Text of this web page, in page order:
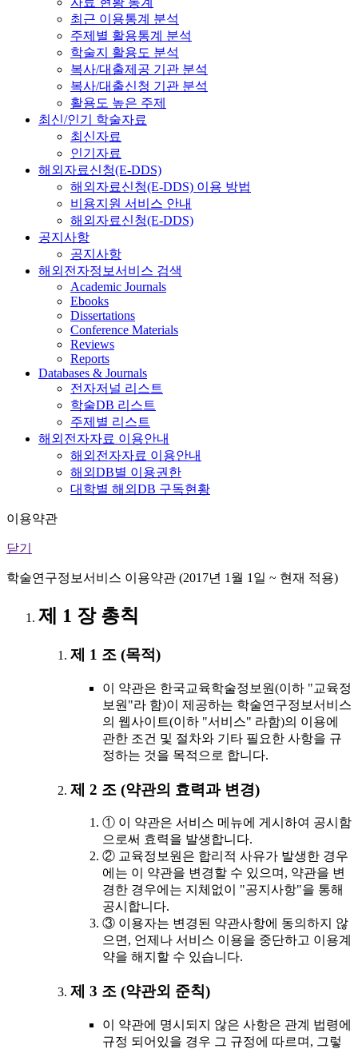
최근 이용통계 분석
주제별 활용통계 분석
학술지 활용도 분석
복사/대출제공 기관 분석
복사/대출신청 기관 분석
활용도 높은 주제
최신/인기 학술자료
최신자료
인기자료
해외자료신청(E-DDS)
해외자료신청(E-DDS) 이용 방법
비용지원 서비스 안내
해외자료신청(E-DDS)
공지사항
공지사항
해외전자정보서비스 검색
Academic Journals
Ebooks
Dissertations
Conference Materials
Reviews
Reports
Databases & Journals
전자저널 리스트
학술DB 리스트
주제별 리스트
해외전자자료 이용안내
해외전자자료 이용안내
해외DB별 이용권한
대학별 해외DB 구독현황
이용약관
닫기
학술연구정보서비스 이용약관 (2017년 1월 1일 ~ 현재 적용)
제 1 장 총칙
제 1 조 (목적)
이 약관은 한국교육학술정보원(이하 "교육정
보원"라 함)이 제공하는 학술연구정보서비스
의 웹사이트(이하 "서비스" 라함)의 이용에
관한 조건 및 절차와 기타 필요한 사항을 규
정하는 것을 목적으로 합니다.
제 2 조 (약관의 효력과 변경)
① 이 약관은 서비스 메뉴에 게시하여 공시함
으로써 효력을 발생합니다.
② 교육정보원은 합리적 사유가 발생한 경우
에는 이 약관을 변경할 수 있으며, 약관을 변
경한 경우에는 지체없이 "공지사항"을 통해
공시합니다.
③ 이용자는 변경된 약관사항에 동의하지 않
으면, 언제나 서비스 이용을 중단하고 이용계
약을 해지할 수 있습니다.
제 3 조 (약관외 준칙)
이 약관에 명시되지 않은 사항은 관계 법령에
규정 되어있을 경우 그 규정에 따르며, 그렇